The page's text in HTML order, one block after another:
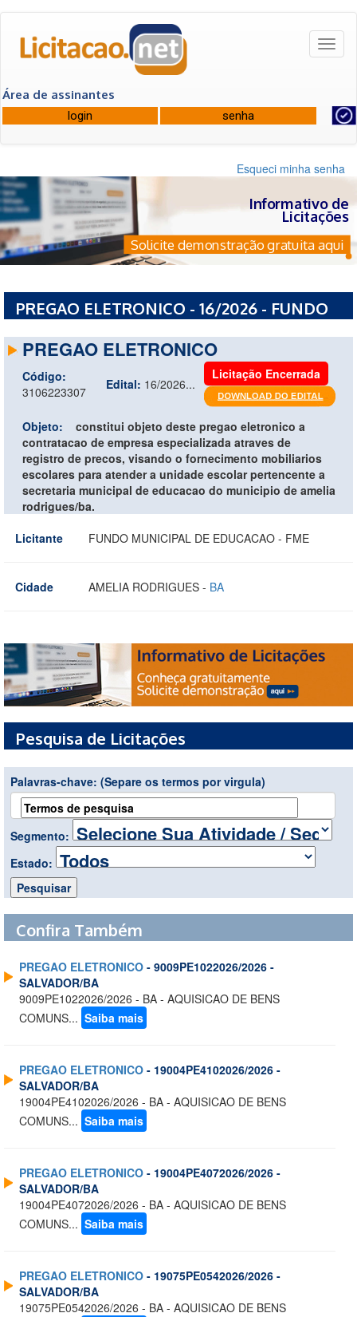
Área de assinantes
Esqueci minha senha
Informativo de
Licitações
Solicite demonstração gratuita aqui
PREGAO ELETRONICO - 16/2026 - FUNDO
PREGAO ELETRONICO
Código:
3106223307
Edital: 16/2026...
Licitação Encerrada
Objeto:
constitui objeto deste pregao eletronico a
contratacao de empresa especializada atraves de
registro de precos, visando o fornecimento mobiliarios
escolares para atender a unidade escolar pertencente a
secretaria municipal de educacao do municipio de amelia
rodrigues/ba.
Licitante
FUNDO MUNICIPAL DE EDUCACAO - FME
Cidade AMELIA RODRIGUES - BA
Pesquisa de Licitações
Palavras-chave: (Separe os termos por virgula)
Segmento:
Estado:
Confira Também
PREGAO ELETRONICO - 9009PE1022026/2026 -
SALVADOR/BA
9009PE1022026/2026 - BA - AQUISICAO DE BENS
COMUNS... Saiba mais
PREGAO ELETRONICO - 19004PE4102026/2026 -
SALVADOR/BA
19004PE4102026/2026 - BA - AQUISICAO DE BENS
COMUNS... Saiba mais
PREGAO ELETRONICO - 19004PE4072026/2026 -
SALVADOR/BA
19004PE4072026/2026 - BA - AQUISICAO DE BENS
COMUNS... Saiba mais
PREGAO ELETRONICO - 19075PE0542026/2026 -
SALVADOR/BA
19075PE0542026/2026 - BA - AQUISICAO DE BENS